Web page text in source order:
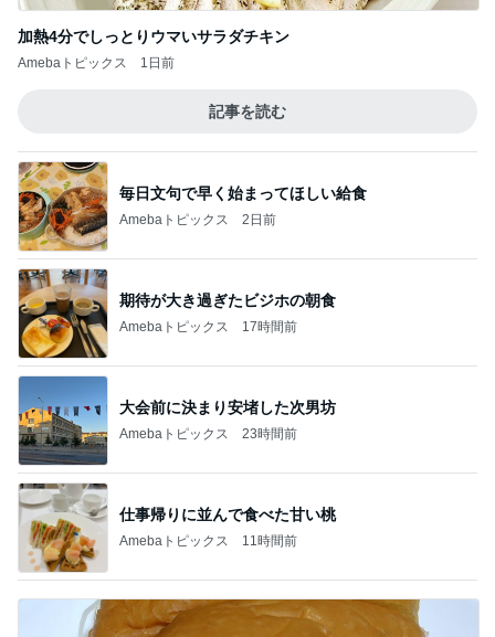
加熱4分でしっとりウマいサラダチキン
Amebaトピックス 1日前
記事を読む
毎日文句で早く始まってほしい給食
Amebaトピックス 2日前
期待が大き過ぎたビジホの朝食
Amebaトピックス 17時間前
大会前に決まり安堵した次男坊
Amebaトピックス 23時間前
仕事帰りに並んで食べた甘い桃
Amebaトピックス 11時間前